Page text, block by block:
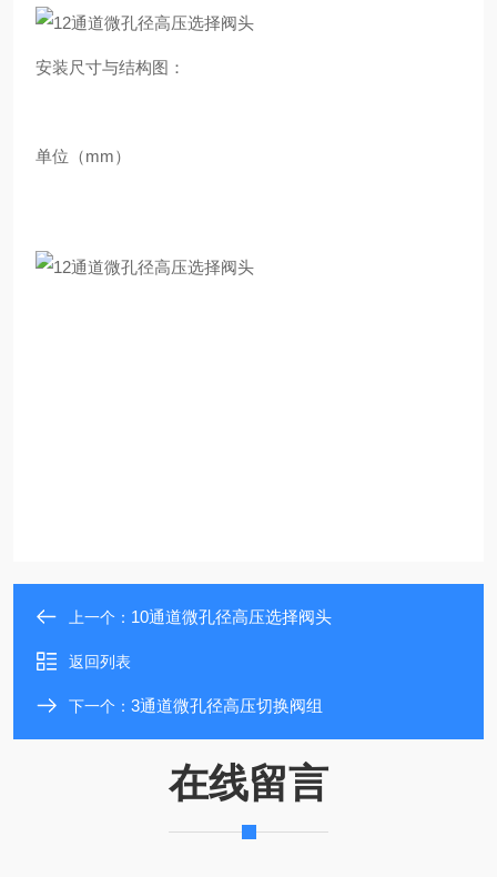
安装尺寸与结构图：
单位（mm）
上一个： 10通道微孔径高压选择阀头
返回列表
下一个： 3通道微孔径高压切换阀组
在线留言